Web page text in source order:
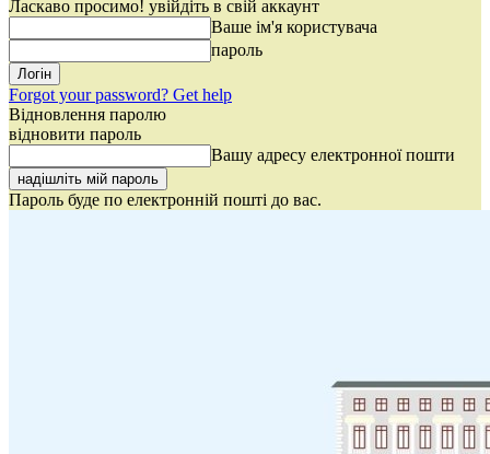
Ласкаво просимо! увійдіть в свій аккаунт
Ваше ім'я користувача
пароль
Forgot your password? Get help
Відновлення паролю
відновити пароль
Вашу адресу електронної пошти
Пароль буде по електронній пошті до вас.